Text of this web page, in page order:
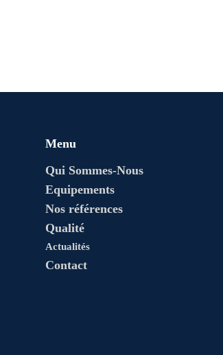
Menu
Qui Sommes-Nous
Equipements
Nos références
Qualité
Actualités
Contact